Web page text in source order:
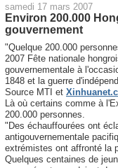
samedi 17 mars 2007
Environ 200.000
gouvernement
"Quelque 200.000
2007 Fête nationale
gouvernementale à
1848 et la guerre
Source MTI et
Là où certains comme à
200.000 personnes.
"Des échauffourées ont
antigouvernementale
extrémistes ont affronté la
Quelques centaines de